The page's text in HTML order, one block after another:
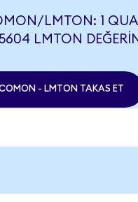
LMTON: 1
LMTON
- LMTON TAKAS ET